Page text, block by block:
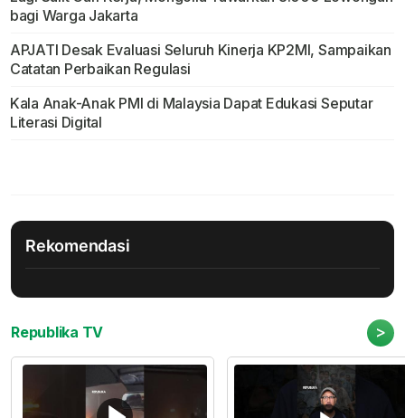
bagi Warga Jakarta
APJATI Desak Evaluasi Seluruh Kinerja KP2MI, Sampaikan
Catatan Perbaikan Regulasi
Kala Anak-Anak PMI di Malaysia Dapat Edukasi Seputar
Literasi Digital
Rekomendasi
Republika TV >